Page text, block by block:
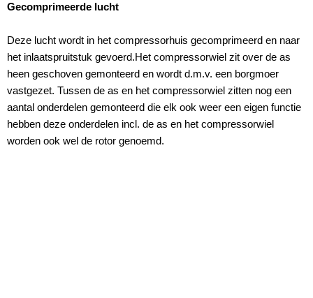
Gecomprimeerde lucht
Deze lucht wordt in het compressorhuis gecomprimeerd en naar
het inlaatspruitstuk gevoerd.Het compressorwiel zit over de as
heen geschoven gemonteerd en wordt d.m.v. een borgmoer
vastgezet. Tussen de as en het compressorwiel zitten nog een
aantal onderdelen gemonteerd die elk ook weer een eigen functie
hebben deze onderdelen incl. de as en het compressorwiel
worden ook wel de rotor genoemd.